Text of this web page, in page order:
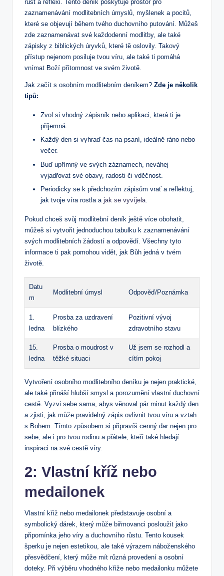
růst a⁢ reflexi.‍ Tento deník poskytuje‍ prostor pro
zaznamenávání modlitebních úmyslů, myšlenek a pocitů,‌
které‌ se ⁣objevují během tvého duchovního ​putování. Můžeš
zde ‌zaznamenávat své každodenní modlitby,⁣ ale ⁣také
zápisky z biblických úryvků, které tě oslovily. Takový
přístup nejenom posiluje tvou ​víru, ale také ti​ pomáhá
vnímat Boží‌ přítomnost ve svém životě.
Jak začít s osobním modlitebním deníkem? Zde je několik
⁣tipů:
Zvol ⁤si vhodný zápisník nebo aplikaci,⁤ která ti je
příjemná.
Každý den ​si vyhraď čas⁢ na psaní, ideálně ráno ⁢nebo
večer.
Buď upřímný ve svých záznamech, neváhej
vyjadřovat své obavy, radosti či​ vděčnost.
Periodicky se k předchozím zápisům vrať a⁤ reflektuj,
jak ‍tvoje víra rostla a jak se vyvíjela
Pokud chceš svůj modlitební deník ještě více obohatit,
můžeš si vytvořit ⁣jednoduchou tabulku k zaznamenávání
svých ‍modlitebních žádostí a odpovědí. Všechny tyto
informace ⁣ti‍ pak pomohou vidět, jak Bůh jedná v tvém‌
životě.
Datu
m
Modlitební úmysl Odpověď/Poznámka
1.
ledna
Prosba za uzdravení
blízkého
Pozitivní vývoj
zdravotního stavu
15.
ledna
Prosba o moudrost v
těžké situaci
Už jsem se ‍rozhodl a
cítím ‍pokoj
Vytvoření osobního modlitebního deníku je nejen praktické,
ale také přináší hlubší smysl a porozumění vlastní duchovní​
cestě. Vyzvi sebe sama,⁢ abys věnoval pár minut ⁢každý den
a zjisti, jak může pravidelný⁢ zápis‌ ovlivnit tvou víru ⁢a vztah
s Bohem. Tímto způsobem si připravíš cenný dar​ nejen pro
sebe, ale i pro tvou rodinu a přátele, ‌kteří také hledají
inspiraci na⁣ své cestě víry.
2: Vlastní ​kříž nebo
medailonek
Vlastní ⁣kříž nebo‌ medailonek‍ představuje osobní a
symbolický dárek, který může biřmovanci posloužit jako
připomínka jeho víry a duchovního růstu. Tento kousek
šperku je nejen estetikou, ale také výrazem náboženského
přesvědčení, který může mít různá provedení a osobní
doteky. ​Při ⁤výběru vhodného kříže nebo medailonku můžete